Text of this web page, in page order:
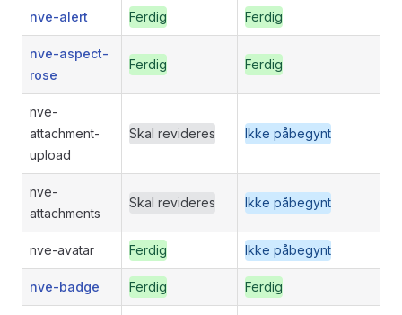
nve-alert Ferdig Ferdig
nve-aspect-
rose
Ferdig Ferdig
nve-
attachment-
upload
Skal revideres Ikke påbegynt
nve-
attachments
Skal revideres Ikke påbegynt
nve-avatar Ferdig Ikke påbegynt
nve-badge Ferdig Ferdig